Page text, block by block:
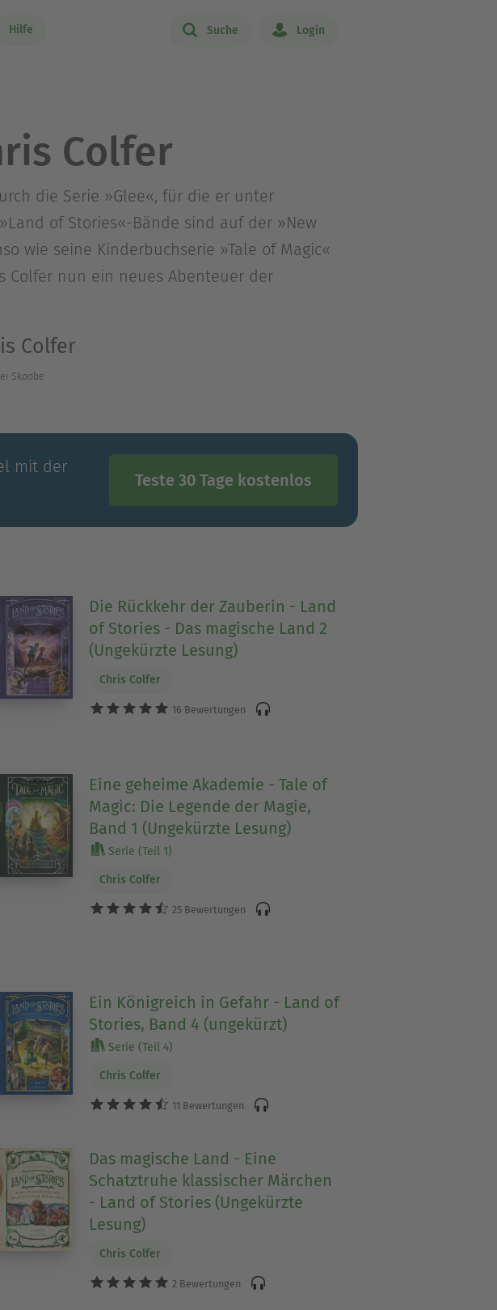
Hilfe Suche Login
Colfer
die Serie »Glee«, für die er unter
of Stories«-Bände sind auf der »New
wie seine Kinderbuchserie »Tale of Magic«
Colfer nun ein neues Abenteuer der
Colfer
Skoobe
mit der
Teste 30 Tage kostenlos
Die Rückkehr der Zauberin - Land
of Stories - Das magische Land 2
(Ungekürzte Lesung)
Chris Colfer
16 Bewertungen
Eine geheime Akademie - Tale of
Magic: Die Legende der Magie,
Band 1 (Ungekürzte Lesung)
Serie (Teil 1)
Chris Colfer
25 Bewertungen
Ein Königreich in Gefahr - Land of
Stories, Band 4 (ungekürzt)
Serie (Teil 4)
Chris Colfer
11 Bewertungen
Das magische Land - Eine
Schatztruhe klassischer Märchen
- Land of Stories (Ungekürzte
Lesung)
Chris Colfer
2 Bewertungen